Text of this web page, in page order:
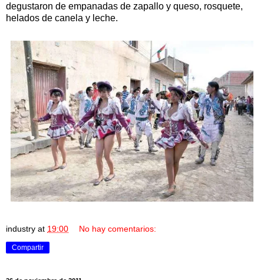
degustaron de empanadas de zapallo y queso, rosquete,
helados de canela y leche.
industry at 19:00 No hay comentarios:
Compartir